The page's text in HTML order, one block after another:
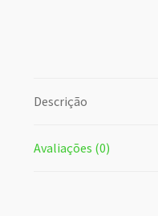
Descrição
Avaliações (0)